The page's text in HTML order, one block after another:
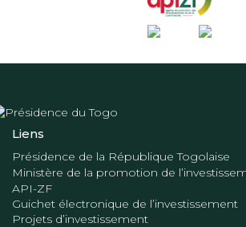
Liens
Présidence de la République Togolaise
Ministère de la promotion de
API-ZF
Guichet électronique de l’investissement
Projets d’investissement